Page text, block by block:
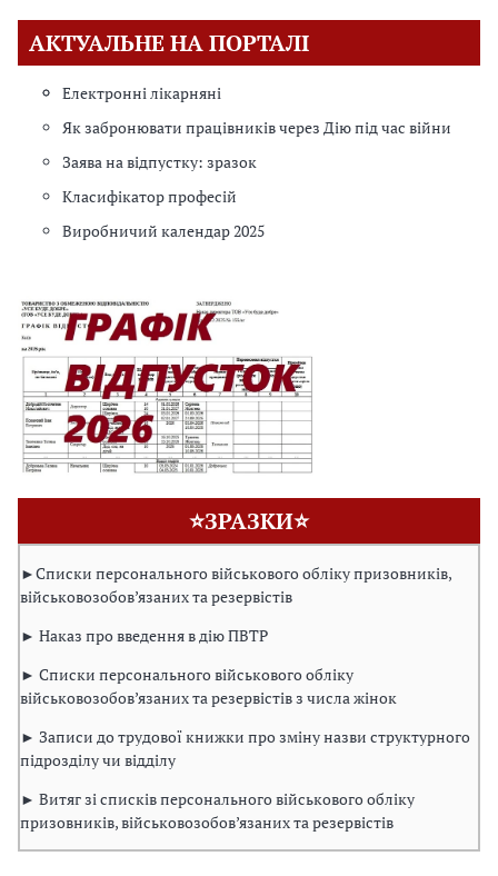
АКТУАЛЬНЕ НА ПОРТАЛІ
Електронні лікарняні
Як забронювати працівників через Дію під час війни
Заява на відпустку: зразок
Класифікатор професій
Виробничий календар 2025
⭐ЗРАЗКИ⭐
►Списки персонального військового обліку призовників,
військовозобов’язаних та резервістів
► Наказ про введення в дію ПВТР
► Списки персонального військового обліку
військовозобов’язаних та резервістів з числа жінок
► Записи до трудової книжки про зміну назви структурного
підрозділу чи відділу
► Витяг зі списків персонального військового обліку
призовників, військовозобов’язаних та резервістів